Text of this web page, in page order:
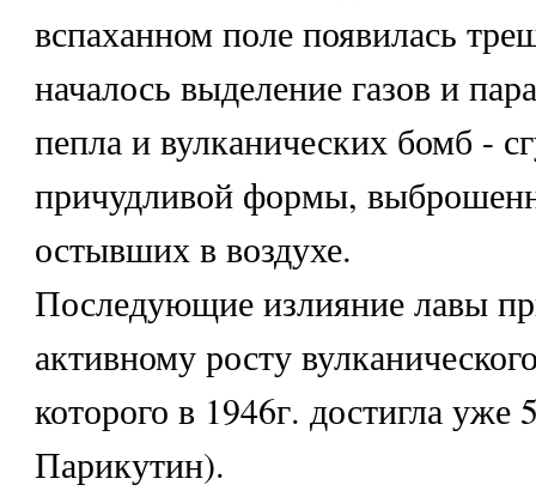
вспаханном поле появилась
началось выделение газов и
пепла и вулканических бомб -
причудливой формы,
остывших в воздухе.
Последующие излияние лавы
активному росту
которого в 1946г. достигла уже
Парикутин).